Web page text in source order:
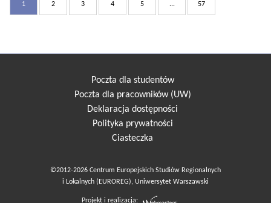
1 2 3 4 5 ... 57
Poczta dla studentów
Poczta dla pracowników (UW)
Deklaracja dostępności
Polityka prywatności
Ciasteczka
©2012-2026 Centrum Europejskich Studiów Regionalnych
i Lokalnych (EUROREG), Uniwersytet Warszawski
Projekt i realizacja: